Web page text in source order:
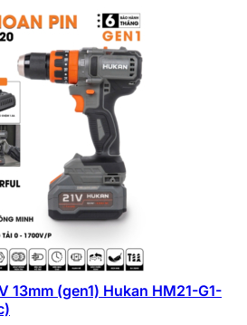
13mm (gen1) Hukan HM21-G1-